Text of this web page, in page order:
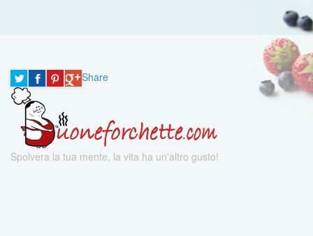
Share
Spolvera la tua mente, la vita ha un'altro gusto!